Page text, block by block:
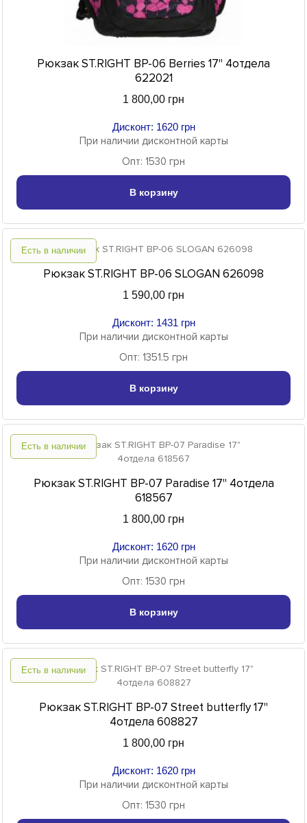
Рюкзак ST.RIGHT BP-06 Berries 17" 4отдела
622021
1 800,00 грн
Дисконт: 1620 грн
При наличии дисконтной карты
Опт: 1530 грн
В корзину
Есть в наличии
Рюкзак ST.RIGHT BP-06 SLOGAN 626098
1 590,00 грн
Дисконт: 1431 грн
При наличии дисконтной карты
Опт: 1351.5 грн
В корзину
Есть в наличии
Рюкзак ST.RIGHT BP-07 Paradise 17" 4отдела
618567
1 800,00 грн
Дисконт: 1620 грн
При наличии дисконтной карты
Опт: 1530 грн
В корзину
Есть в наличии
Рюкзак ST.RIGHT BP-07 Street butterfly 17"
4отдела 608827
1 800,00 грн
Дисконт: 1620 грн
При наличии дисконтной карты
Опт: 1530 грн